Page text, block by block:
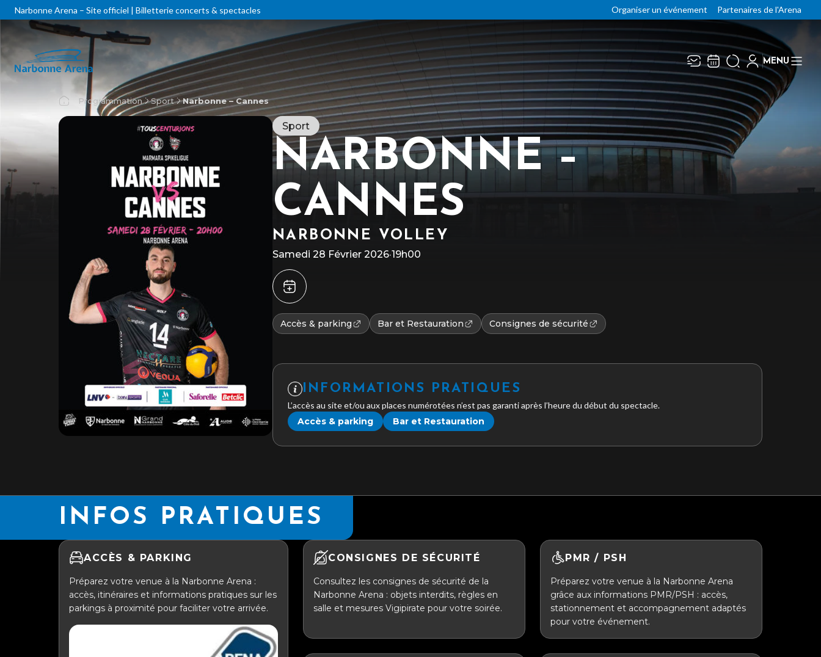
Narbonne Arena – Site officiel | Billetterie concerts & spectacles Organiser un événement Partenaires de l'Arena
Fermer
Recevez toute l’actualité en
vous abonnant à notre
newsletter :
ENVOYER
la gestion de votre abonnement à la newsletter de
MENU
Programmation Sport Narbonne – Cannes
Sport
NARBONNE –
CANNES
NARBONNE VOLLEY
Samedi 28 Février 2026·19h00
Accès & parking Bar et Restauration Consignes de sécurité
INFORMATIONS PRATIQUES
L’accès au site et/ou aux places numérotées n’est pas garanti après l’heure du début du spectacle.
Accès & parking Bar et Restauration
INFOS PRATIQUES
ACCÈS & PARKING
Préparez votre venue à la Narbonne Arena :
accès, itinéraires et informations pratiques sur les
parkings à proximité pour faciliter votre arrivée.
CONSIGNES DE SÉCURITÉ
Consultez les consignes de sécurité de la
Narbonne Arena : objets interdits, règles en
salle et mesures Vigipirate pour votre soirée.
PMR / PSH
Préparez votre venue à la Narbonne Arena
grâce aux informations PMR/PSH : accès,
stationnement et accompagnement adaptés
pour votre événement.